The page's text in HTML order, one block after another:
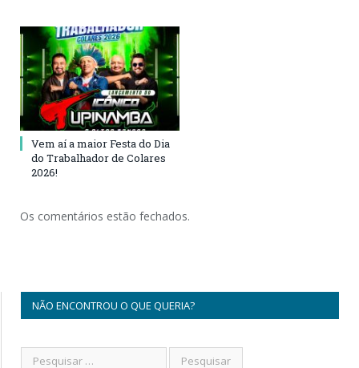
Vem aí a maior Festa do Dia
do Trabalhador de Colares
2026!
Os comentários estão fechados.
NÃO ENCONTROU O QUE QUERIA?